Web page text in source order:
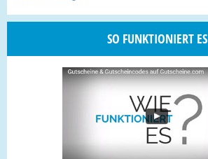
SO FUNKTIONIERT ES